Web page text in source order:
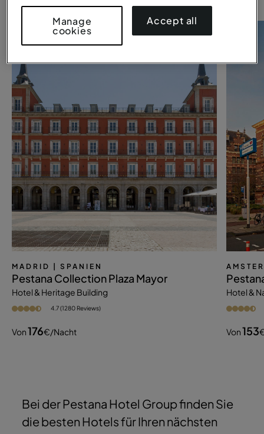
MADRID | SPANIEN
Pestana Collection Plaza Mayor
Hotel & Heritage Building
4.7 (1280 Reviews)
Von176€/nacht
Hotel &
Von153
Bei der Pestana Hotel Group finden Sie
die besten Hotels für Ihren nächsten
Manage
cookies
Accept all